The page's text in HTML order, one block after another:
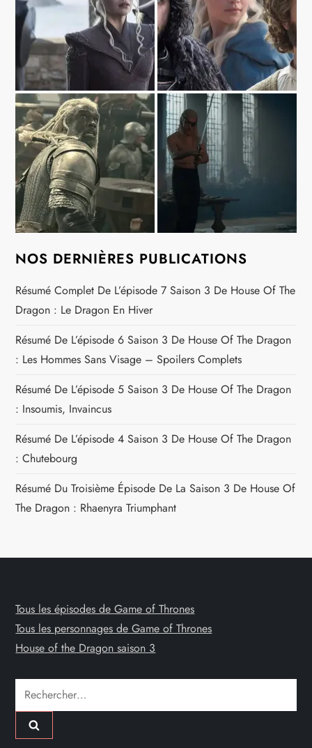
NOS DERNIÈRES PUBLICATIONS
Résumé Complet De L’épisode 7 Saison 3 De House Of The
Dragon : Le Dragon En Hiver
Résumé De L’épisode 6 Saison 3 De House Of The Dragon
: Les Hommes Sans Visage – Spoilers Complets
Résumé De L’épisode 5 Saison 3 De House Of The Dragon
: Insoumis, Invaincus
Résumé De L’épisode 4 Saison 3 De House Of The Dragon
: Chutebourg
Résumé Du Troisième Épisode De La Saison 3 De House Of
The Dragon : Rhaenyra Triumphant
Tous les épisodes de Game of Thrones
Tous les personnages de Game of Thrones
House of the Dragon saison 3
Rechercher :